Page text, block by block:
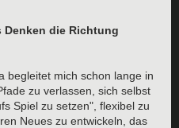
die Richtung
begleitet mich schon lange in
zu verlassen, sich selbst
Spiel zu setzen", flexibel zu
Neues zu entwickeln, das